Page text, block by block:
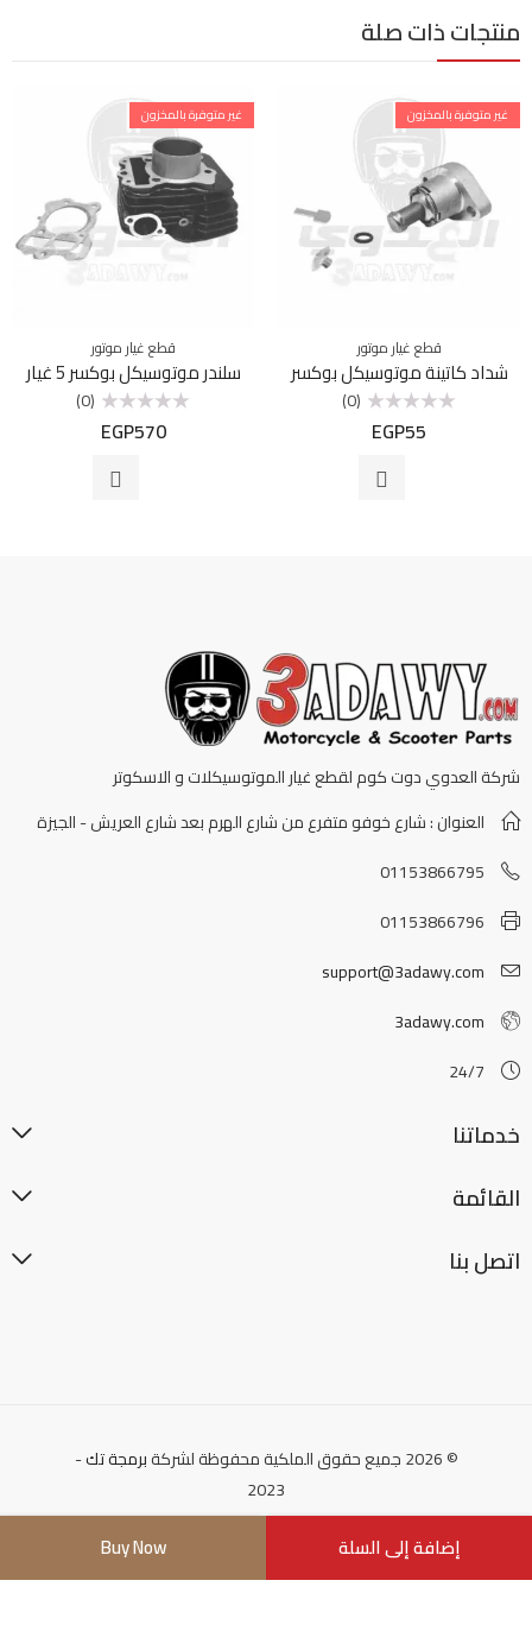
إضافة إلى السلة Buy Now
منتجات ذات صلة
غير متوفرة بالمخزون
قطع غيار موتور
شداد كاتينة موتوسيكل بوكسر
التقييم
(0)
EGP55
غير متوفرة بالمخزون
قطع غيار موتور
سلندر موتوسيكل بوكسر 5 غيار
التقييم
(0)
EGP570
شركة العدوي دوت كوم لقطع غيار الموتوسيكلات و الاسكوتر
العنوان : شارع خوفو متفرع من شارع الهرم بعد شارع العريش - الجيزة
01153866795
01153866796
support@3adawy.com
3adawy.com
24/7
خدماتنا
القائمة
اتصل بنا
© 2026 جميع حقوق الملكية محفوظة لشركة برمجة تك-
2023